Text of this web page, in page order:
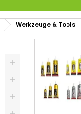
Werkzeuge & Tools